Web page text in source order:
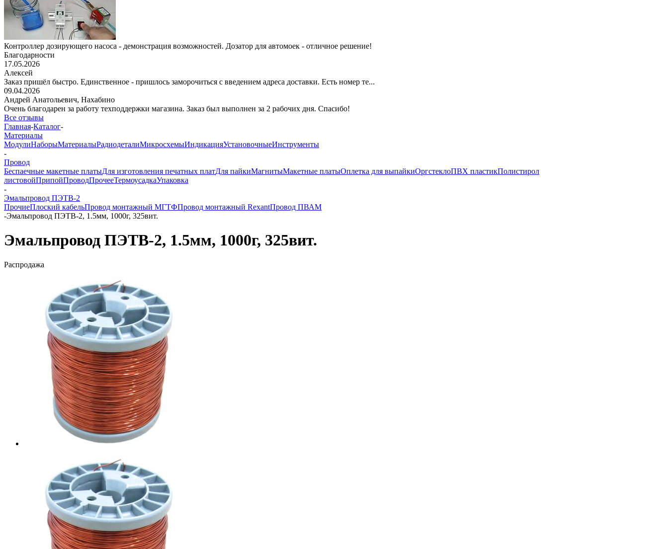
Контроллер дозирующего насоса - демонстрация возможностей. Дозатор для автомоек - отличное решение!
Благодарности
17.05.2026
Алексей
Заказ пришёл быстро. Единственное - пришлось заморочиться с введением адреса доставки. Есть номер те...
09.04.2026
Андрей Анатольевич, Нахабино
Очень благодарен за работу техподдержки магазина. Заказ был выполнен за 2 рабочих дня. Спасибо!
Все отзывы
Главная-Каталог-
Материалы
МодулиНаборыМатериалыРадиодеталиМикросхемыИндикацияУстановочныеИнструменты
-
Провод
Беспаечные макетные платыДля изготовления печатных платДля пайкиМагнитыМакетные платыОплетка для выпайкиОргстеклоПВХ пластикПолистирол
листовойПрипойПроводПрочееТермоусадкаУпаковка
-
Эмальпровод ПЭТВ-2
ПрочиеПлоский кабельПровод монтажный МГТФПровод монтажный RexantПровод ПВАМ
-Эмальпровод ПЭТВ-2, 1.5мм, 1000г, 325вит.
Эмальпровод ПЭТВ-2, 1.5мм, 1000г, 325вит.
Распродажа